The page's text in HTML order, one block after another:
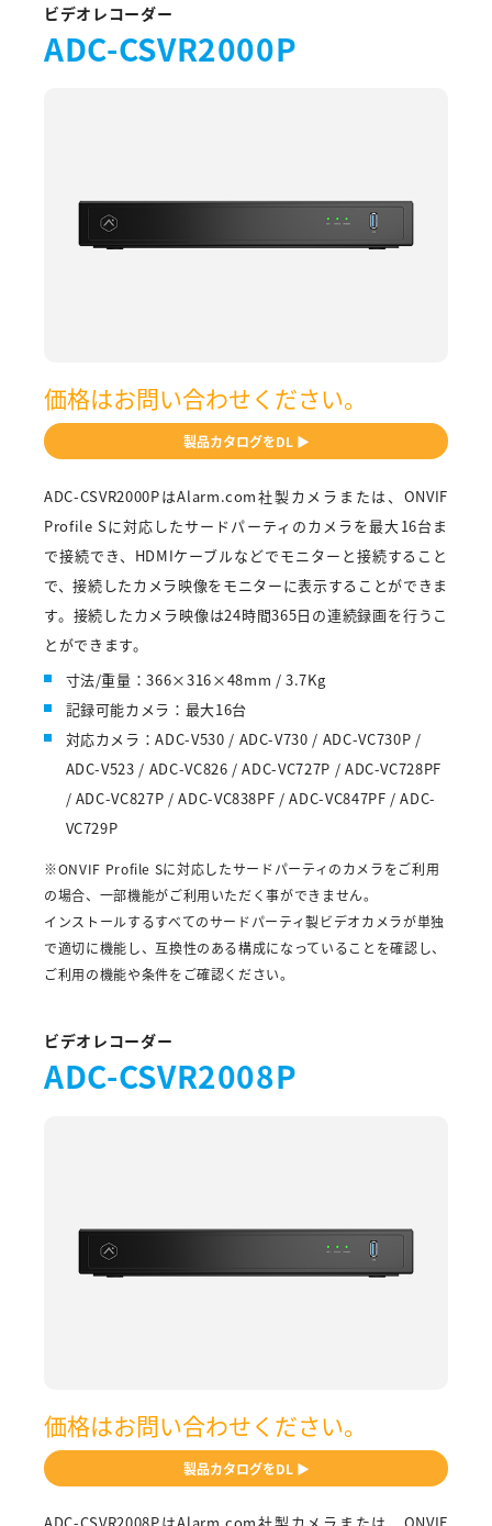
ビデオレコーダー
ADC-CSVR2000P
価格はお問い合わせください。
製品カタログをDL ▶
ADC-CSVR2000PはAlarm.com社製カメラまたは、ONVIF
Profile Sに対応したサードパーティのカメラを最大16台ま
で接続でき、HDMIケーブルなどでモニターと接続すること
で、接続したカメラ映像をモニターに表示することができま
す。接続したカメラ映像は24時間365日の連続録画を行うこ
とができます。
寸法/重量：366×316×48mm / 3.7Kg
記録可能カメラ：最大16台
対応カメラ：ADC-V530 / ADC-V730 / ADC-VC730P /
ADC-V523 / ADC-VC826 / ADC-VC727P / ADC-VC728PF
/ ADC-VC827P / ADC-VC838PF / ADC-VC847PF / ADC-
VC729P
※ONVIF Profile Sに対応したサードパーティのカメラをご利用
の場合、一部機能がご利用いただく事ができません。
インストールするすべてのサードパーティ製ビデオカメラが単独
で適切に機能し、互換性のある構成になっていることを確認し、
ご利用の機能や条件をご確認ください。
ビデオレコーダー
ADC-CSVR2008P
価格はお問い合わせください。
製品カタログをDL ▶